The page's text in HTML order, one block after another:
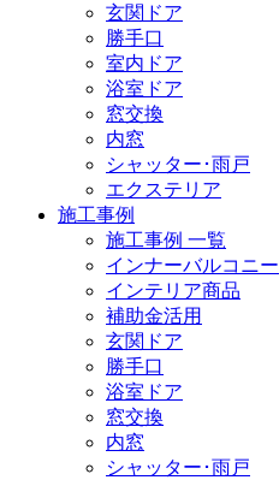
玄関ドア
勝手口
室内ドア
浴室ドア
窓交換
内窓
シャッター･雨戸
エクステリア
施工事例
施工事例 一覧
インナーバルコニー
インテリア商品
補助金活用
玄関ドア
勝手口
浴室ドア
窓交換
内窓
シャッター･雨戸